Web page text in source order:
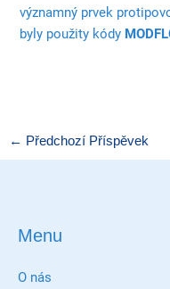
významný prvek
byly použity kódy
← Předchozí Příspěvek
Menu
O nás